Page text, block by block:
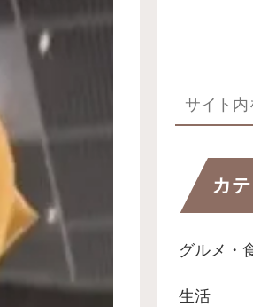
カ
グルメ・
生活